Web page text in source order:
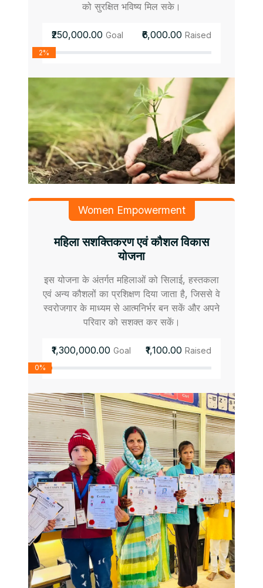
को सुरक्षित भविष्य मिल सके।
₹250,000.00 Goal ₹6,000.00 Raised
2%
Women Empowerment
महिला सशक्तिकरण एवं कौशल विकास
योजना
इस योजना के अंतर्गत महिलाओं को सिलाई, हस्तकला
एवं अन्य कौशलों का प्रशिक्षण दिया जाता है, जिससे वे
स्वरोजगार के माध्यम से आत्मनिर्भर बन सकें और अपने
परिवार को सशक्त कर सकें।
₹1,300,000.00 Goal ₹1,100.00 Raised
0%